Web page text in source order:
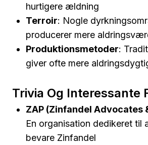
hurtigere ældning
Terroir: Nogle
producerer mere
Produktionsmetoder:
giver ofte mere
Trivia Og Interessante
ZAP (Zinfandel Advocates
En organisation dedikeret til
bevare Zinfandel